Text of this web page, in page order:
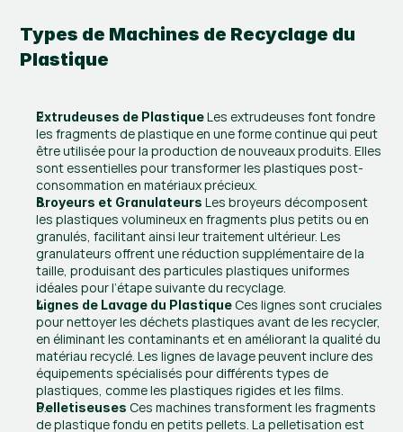
Types de Machines de Recyclage du
Plastique
Extrudeuses de Plastique Les extrudeuses font fondre
les fragments de plastique en une forme continue qui peut
être utilisée pour la production de nouveaux produits. Elles
sont essentielles pour transformer les plastiques post-
consommation en matériaux précieux​​.
Broyeurs et Granulateurs Les broyeurs décomposent
les plastiques volumineux en fragments plus petits ou en
granulés, facilitant ainsi leur traitement ultérieur. Les
granulateurs offrent une réduction supplémentaire de la
taille, produisant des particules plastiques uniformes
idéales pour l’étape suivante du recyclage​.
Lignes de Lavage du Plastique Ces lignes sont cruciales
pour nettoyer les déchets plastiques avant de les recycler,
en éliminant les contaminants et en améliorant la qualité du
matériau recyclé. Les lignes de lavage peuvent inclure des
équipements spécialisés pour différents types de
plastiques, comme les plastiques rigides et les films​​.
Pelletiseuses Ces machines transforment les fragments
de plastique fondu en petits pellets. La pelletisation est